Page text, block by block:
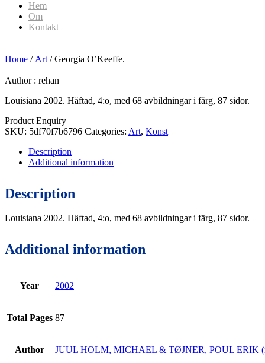
Hem
Om
Kontakt
Home / Art / Georgia O’Keeffe.
Author : rehan
Louisiana 2002. Häftad, 4:o, med 68 avbildningar i färg, 87 sidor.
Product Enquiry
SKU: 5df70f7b6796 Categories: Art, Konst
Description
Additional information
Description
Louisiana 2002. Häftad, 4:o, med 68 avbildningar i färg, 87 sidor.
Additional information
Year 2002
Total Pages 87
Author JUUL HOLM, MICHAEL & TØJNER, POUL ERIK